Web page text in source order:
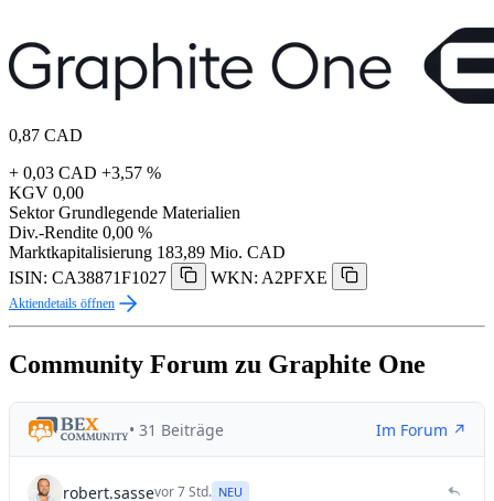
0,87 CAD
+ 0,03 CAD +3,57 %
KGV 0,00
Sektor Grundlegende Materialien
Div.-Rendite 0,00 %
Marktkapitalisierung 183,89 Mio. CAD
ISIN: CA38871F1027
WKN: A2PFXE
Aktiendetails öffnen
Community Forum zu Graphite One